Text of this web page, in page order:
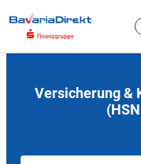
Hauptinhalt
Versicherung &